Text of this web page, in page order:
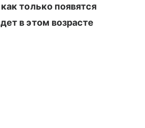
только появятся
в этом возрасте